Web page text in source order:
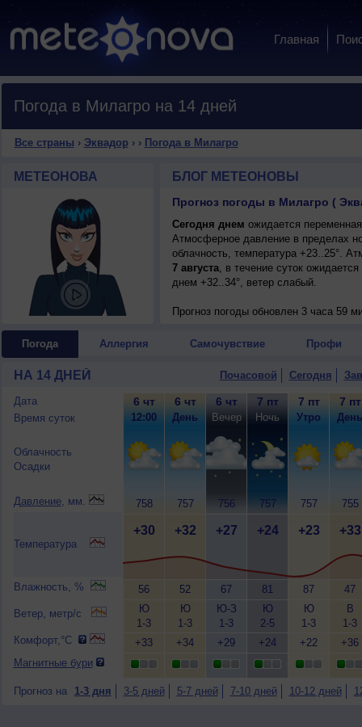
Главная
Погода в Милагро на 14 дней
Все страны › Эквадор › › Погода в Милагро
МЕТЕОНОВА БЛОГ МЕТЕОНОВЫ
Прогноз погоды в Милагро (
Сегодня днем ожидается
Атмосферное давление в пределах
облачность, температура +23..25°.
7 августа, в течение суток
днем +32..34°, ветер слабый.
Прогноз погоды обновлен 3 часа 59
Погода Аллергия Самочувствие Профи
НА 14 ДНЕЙ Почасовой Сегодня
Дата
Время суток
Облачность
Осадки
Давление, мм.
Температура
Влажность, %
Ветер, метр/с
Комфорт,°C
Магнитные бури
6 чт
12:00
758
+30
56
Ю
1-3
+33
6 чт
День
757
+32
52
Ю
1-3
+34
6 чт
Вечер
756
+27
67
Ю-З
1-3
+29
7 пт
Ночь
757
+24
81
Ю
2-5
+24
7 пт
Утро
757
+23
87
Ю
1-3
+22
7 пт
День
755
+33
47
В
1-3
+36
Прогноз на 1-3 дня 3-5 дней 5-7 дней 7-10 дней 10-12 дней